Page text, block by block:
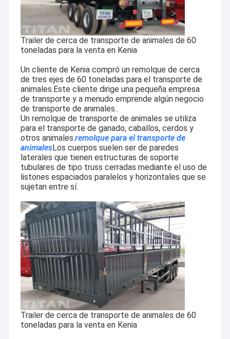
Trailer de cerca de transporte de animales de 60
toneladas para la venta en Kenia
Un cliente de Kenia compró un remolque de cerca
de tres ejes de 60 toneladas para el transporte de
animales.Este cliente dirige una pequeña empresa
de transporte y a menudo emprende algún negocio
de transporte de animales..
Un remolque de transporte de animales se utiliza
para el transporte de ganado, caballos, cerdos y
otros animales.remolque para el transporte de
animalesLos cuerpos suelen ser de paredes
laterales que tienen estructuras de soporte
tubulares de tipo truss cerradas mediante el uso de
listones espaciados paralelos y horizontales que se
sujetan entre sí.
Trailer de cerca de transporte de animales de 60
toneladas para la venta en Kenia